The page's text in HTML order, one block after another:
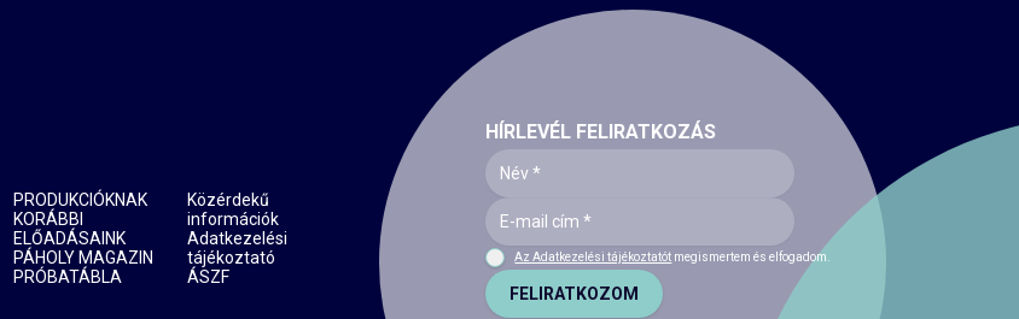
PRODUKCIÓKNAK
KORÁBBI
ELŐADÁSAINK
PÁHOLY MAGAZIN
PRÓBATÁBLA
Közérdekű
információk
Adatkezelési
tájékoztató
ÁSZF
HÍRLEVÉL FELIRATKOZÁS
Az Adatkezelési tájékoztatót megismertem és elfogadom.
FELIRATKOZOM